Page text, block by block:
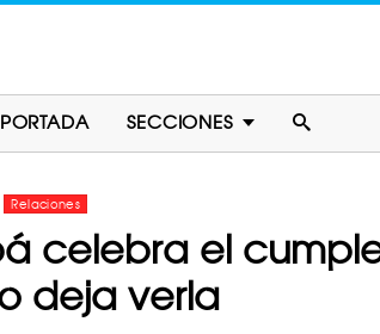
PORTADA SECCIONES
Relaciones
celebra el
deja verla